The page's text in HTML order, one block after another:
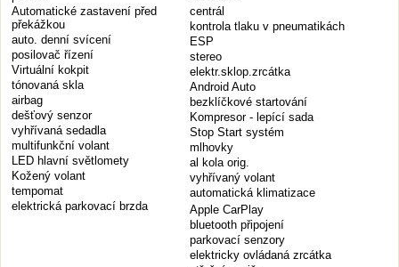
Automatické zastavení před
překážkou
auto. denní svícení
posilovač řízení
Virtuální kokpit
tónovaná skla
airbag
dešťový senzor
vyhřívaná sedadla
multifunkční volant
LED hlavní světlomety
Kožený volant
tempomat
elektrická parkovací brzda
centrál
kontrola tlaku v pneumatikách
ESP
stereo
elektr.sklop.zrcátka
Android Auto
bezklíčkové startování
Kompresor - lepící sada
Stop Start systém
mlhovky
al kola orig.
vyhřívaný volant
automatická klimatizace
Apple CarPlay
bluetooth připojení
parkovací senzory
elektricky ovládaná zrcátka